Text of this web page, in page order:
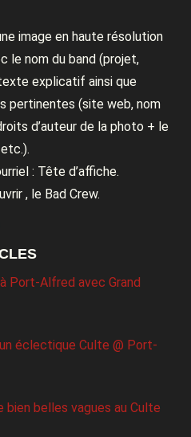
image en haute résolution
le nom du band (projet,
explicatif ainsi que
pertinentes (site web, nom
d’auteur de la photo + le
: Tête d’affiche.
, le Bad Crew.
Port-Alfred avec Grand
éclectique Culte @ Port-
belles vagues au Culte